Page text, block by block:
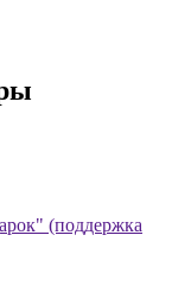
(поддержка